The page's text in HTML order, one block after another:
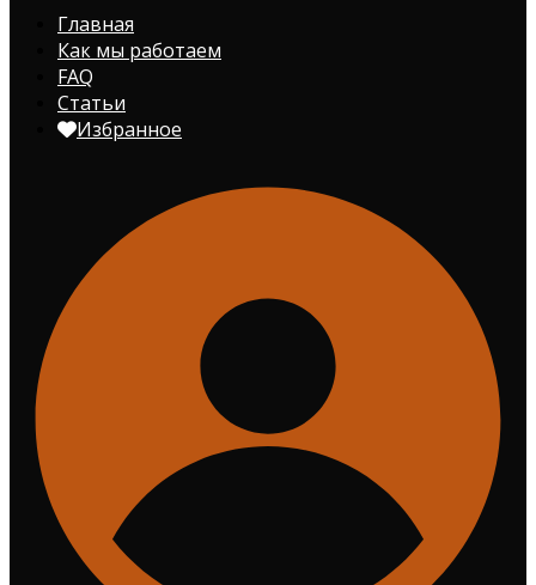
Главная
Как мы работаем
FAQ
Статьи
Избранное